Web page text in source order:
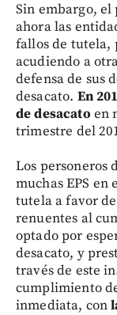
Sin embargo,
ahora las
fallos de tutela,
acudiendo a
defensa de sus
desacato. En
de desacato en
trimestre del
Los personeros
muchas EPS
tutela a favor
renuentes al
optado por
desacato, y
través de este
cumplimiento
inmediata, con